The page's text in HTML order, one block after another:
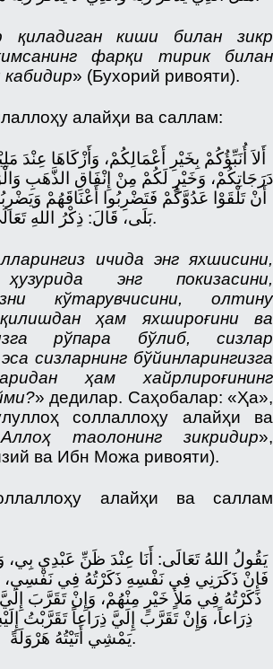
қиладиган киши билан зикр
фарқи тирик билан
кабидир» (Бухорий ривояти).
алайҳи ва саллам:
أَلاَ أُنَبِّؤُكُمْ بِخَيْرِ أَعْمَالِكُمْ، وَأَزْكَاهَا عِنْدَ
دَرَجَاتِكُمْ، وَخَيْرٍ لَكُمْ مِنْ إِنْفَاقِ الذَّهَبِ
أَنْ تَلْقَوْا عَدُوَّكُمْ فَتَضْرِبُوا أَعْنَاقَهُمْ
بَلَى، قَالَ: ذِكْرُ اللهِ تَعَالَى.
ичида энг яхшисини,
ҳузурида энг покизасини,
кўтарувчисини, олтину
ҳам яхшироғини ва
рўпара бўлиб, сизлар
сизларнинг бўйинларингизга
ҳам хайрлироғининг
» дедилар. Саҳобалар: «Ҳа»,
соллаллоҳу алайҳи ва
таолонинг зикридир»,
ва Ибн Можа ривояти).
алайҳи ва саллам
يَقُولُ اللهُ تَعَالَى: أَنَا عِنْدَ ظَنِّ عَبْدِي بِي،
فَإِنْ ذَكَرَنِي فِي نَفْسِهِ ذَكَرْتُهُ فِي نَفْسِي،
ذَكَرْتُهُ فِي مَلأٍ خَيْرٍ مِنْهُمْ، وَإِنْ تَقَرَّبَ
ذِرَاعاً، وَإِنْ تَقَرَّبَ إِلَيَّ ذِرَاعاً تَقَرَّبْتُ
يَمْشِي أَتَيْتُهُ هَرْوَلَةً.